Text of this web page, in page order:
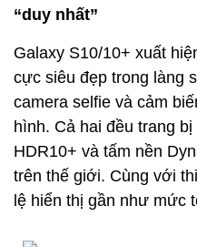
“duy nhất”
Galaxy S10/10+ xuất
cực siêu đẹp trong làng
camera selfie và cảm
hình. Cả hai đều trang
HDR10+ và tấm nền
trên thế giới. Cùng với
lệ hiển thị gần như mức